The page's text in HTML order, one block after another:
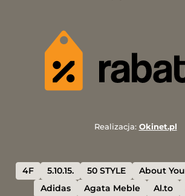
Realizacja: Okinet.pl
4F 5.10.15. 50 STYLE About You
Adidas
Agata Meble Al.to